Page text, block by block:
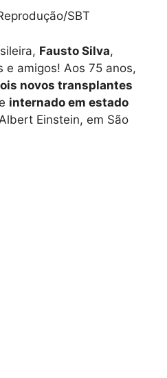
SBT
Fausto Silva,
e amigos! Aos 75 anos,
novos transplantes
internado em estado
Einstein, em São